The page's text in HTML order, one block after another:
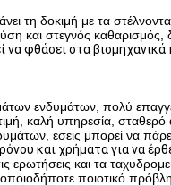
δοκιμή με τα στέλνοντας
και στεγνός καθαρισμός,
να φθάσει στα βιομηχανικά
ενδυμάτων, πολύ
καλή υπηρεσία,
εσείς μπορεί να
και χρήματα για να
και τα
ποιοτικό